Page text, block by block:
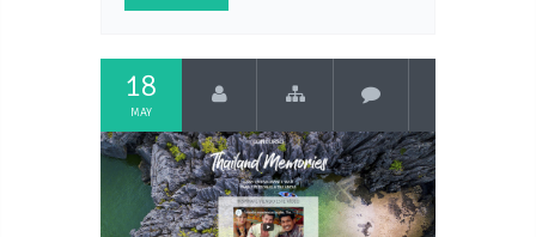
18
MAY